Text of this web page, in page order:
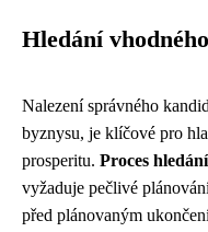
Hledání
Nalezení správného
byznysu, je klíčové pro
prosperitu. Proces
vyžaduje pečlivé
před plánovaným